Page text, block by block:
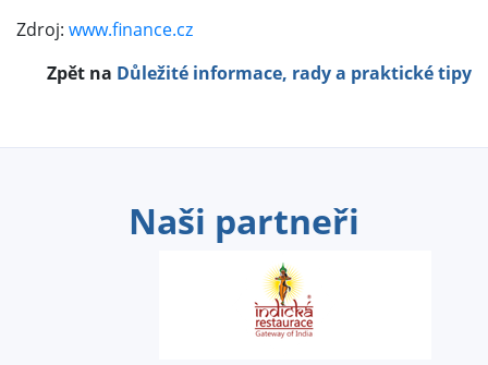
Zdroj: www.finance.cz
Zpět na Důležité informace, rady a praktické tipy
Naši partneři